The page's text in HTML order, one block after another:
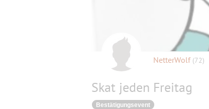
NetterWolf (72)
Skat jeden Freitag
Bestätigungsevent